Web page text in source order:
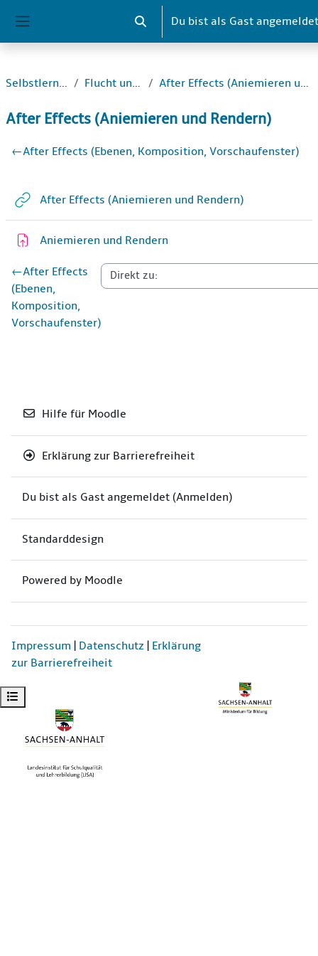
Sucheingabe umschalten
Du bist als Gast angemeldet
Kursindex öffnen
Selbstlernkurse Flucht und Asyl After Effects (Aniemieren und Rendern)
After Effects (Aniemieren und Rendern)
Abschnittsübersicht
←After Effects (Ebenen, Komposition, Vorschaufenster)
After Effects (Aniemieren und Rendern)Weblink
Aniemieren und Rendern
←After Effects
(Ebenen,
Komposition,
Vorschaufenster)
Hilfe für Moodle
Erklärung zur Barrierefreiheit
Du bist als Gast angemeldet (Anmelden)
Standarddesign
Powered by Moodle
Impressum Datenschutz Erklärung
zur Barrierefreiheit